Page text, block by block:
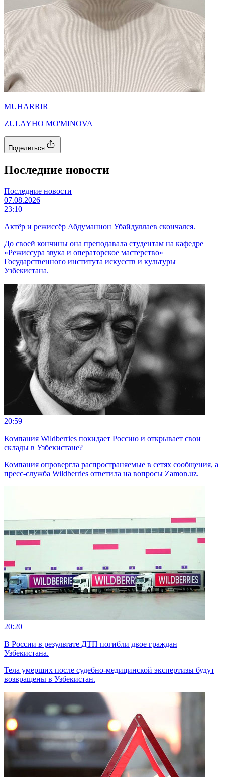
MUHARRIR
ZULAYHO MO'MINOVA
Поделиться
Последние новости
Последние новости
07.08.2026
23:10
Актёр и режиссёр Абдуманнон Убайдуллаев скончался.
До своей кончины она преподавала студентам на кафедре
«Режиссура звука и операторское мастерство»
Государственного института искусств и культуры
Узбекистана.
20:59
Компания Wildberries покидает Россию и открывает свои
склады в Узбекистане?
Компания опровергла распространяемые в сетях сообщения, а
пресс-служба Wildberries ответила на вопросы Zamon.uz.
20:20
В России в результате ДТП погибли двое граждан
Узбекистана.
Тела умерших после судебно-медицинской экспертизы будут
возвращены в Узбекистан.